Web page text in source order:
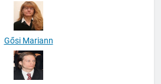
Gősi Mariann